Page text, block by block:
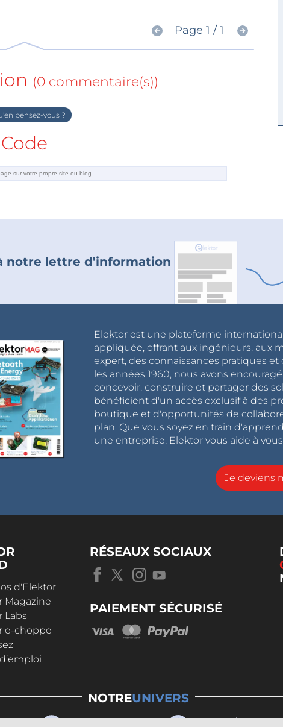
Page 1 / 1
(0 commentaire(s))
pensez-vous ?
Code
notre lettre d'information
Elektor est une plateforme
appliquée, offrant aux ingénieurs, aux
expert, des connaissances pratiques
les années 1960, nous avons
concevoir, construire et partager des
bénéficient d'un accès exclusif à des
boutique et d'opportunités de
plan. Que vous soyez en train
une entreprise, Elektor vous aide à
Je deviens
d'Elektor
Magazine
Labs
e-choppe
RÉSEAUX SOCIAUX
PAIEMENT SÉCURISÉ
NOTREUNIVERS